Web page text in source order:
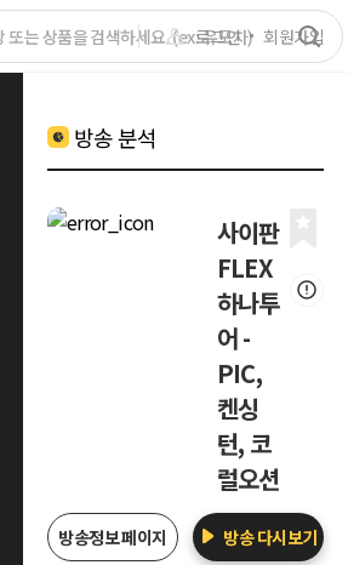
로그인 회원가입
방송 분석
사이판
FLEX
하나투
어 -
PIC,
켄싱
턴, 코
럴오션
방송정보 페이지 방송 다시보기